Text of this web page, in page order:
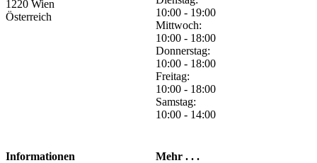
1220 Wien
Österreich
10:00 - 19:00
Mittwoch:
10:00 - 18:00
Donnerstag:
10:00 - 18:00
Freitag:
10:00 - 18:00
Samstag:
10:00 - 14:00
Informationen Mehr . . .